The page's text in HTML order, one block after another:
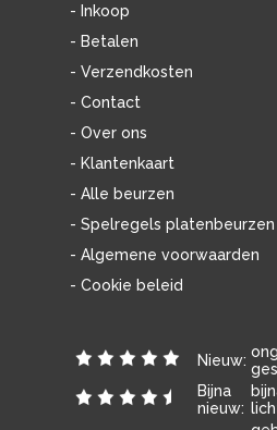
- Inkoop
- Betalen
- Verzendkosten
- Contact
- Over ons
- Klantenkaart
- Alle beurzen
- Spelregels platenbeurzen
- Algemene voorwaarden
- Cookie beleid
Nieuw:
Bijna
nieuw: